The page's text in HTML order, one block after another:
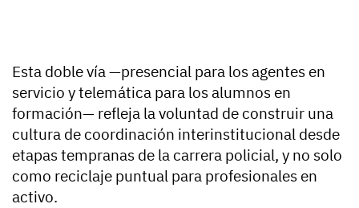
Esta doble vía —presencial para los agentes en
servicio y telemática para los alumnos en
formación— refleja la voluntad de construir una
cultura de coordinación interinstitucional desde
etapas tempranas de la carrera policial, y no solo
como reciclaje puntual para profesionales en
activo.